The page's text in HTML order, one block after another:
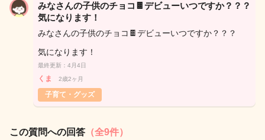
みなさんの子供のチョコ🍫デビューいつですか？？？
気になります！
みなさんの子供のチョコ🍫デビューいつですか？？？
気になります！
最終更新：4月4日
くま 2歳2ヶ月
子育て・グッズ
この質問への回答 （全9件）